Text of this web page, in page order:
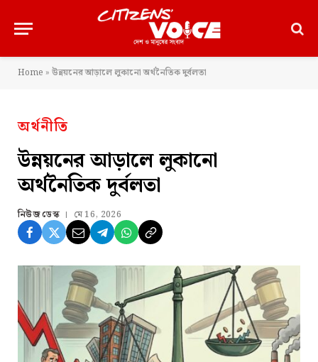
Home » উন্নয়নের আড়ালে লুকানো অর্থনৈতিক দুর্বলতা
অর্থনীতি
উন্নয়নের আড়ালে লুকানো
অর্থনৈতিক দুর্বলতা
নিউজ ডেস্ক মে 16, 2026